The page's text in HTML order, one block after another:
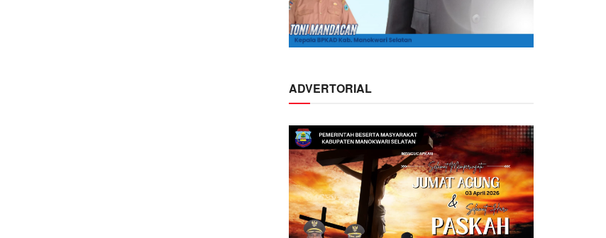
ADVERTORIAL